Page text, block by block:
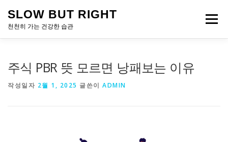
SLOW BUT RIGHT
천천히 가는 건강한 습관
메뉴
주식 PBR 뜻 모르면 낭패보는 이유
작성일자 2월 1, 2025 글쓴이 ADMIN